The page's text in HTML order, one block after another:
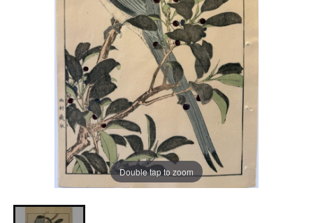
Double tap to zoom